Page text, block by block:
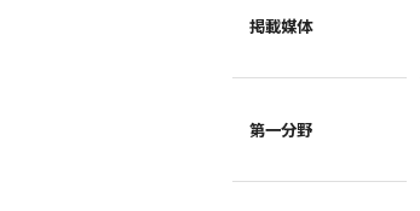
掲載媒体
第一分野